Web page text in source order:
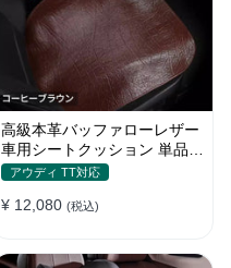
高級本革バッファローレザー
車用シートクッション 単品・
3点セット
アウディ TT対応
¥ 12,080 (税込)